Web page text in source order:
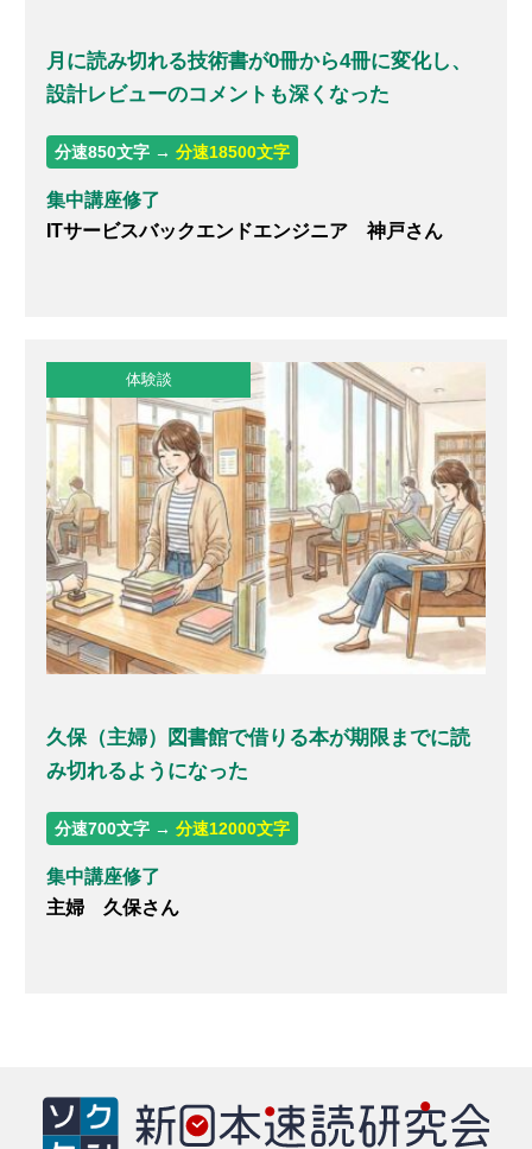
月に読み切れる技術書が0冊から4冊に変化し、
設計レビューのコメントも深くなった
分速850文字 →分速18500文字
集中講座修了
ITサービスバックエンドエンジニア 神戸さん
体験談
久保（主婦）図書館で借りる本が期限までに読
み切れるようになった
分速700文字 →分速12000文字
集中講座修了
主婦 久保さん